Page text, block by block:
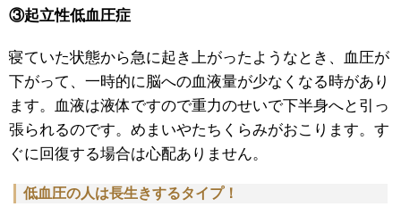
③起立性低血圧症
寝ていた状態から急に起き上がったようなとき、血圧が
下がって、一時的に脳への血液量が少なくなる時があり
ます。血液は液体ですので重力のせいで下半身へと引っ
張られるのです。めまいやたちくらみがおこります。す
ぐに回復する場合は心配ありません。
低血圧の人は長生きするタイプ！